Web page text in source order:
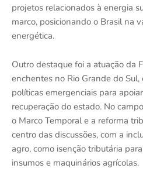
projetos relacionados à energia
marco, posicionando o Brasil na
energética.
Outro destaque foi a atuação da
enchentes no Rio Grande do
políticas emergenciais para
recuperação do estado. No
o Marco Temporal e a reforma
centro das discussões, com a
agro, como isenção tributária
insumos e maquinários agrícolas.